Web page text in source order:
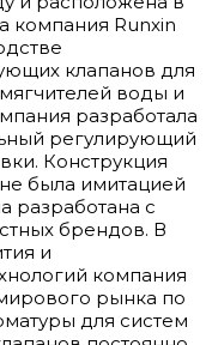
компания Runxin
клапанов для
воды и
разработала
регулирующий
Конструкция
была имитацией
разработана с
брендов. В
и
компания
рынка по
для систем